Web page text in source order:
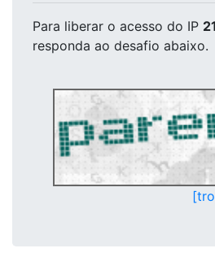
Para liberar o acesso do IP
responda ao desafio abaixo.